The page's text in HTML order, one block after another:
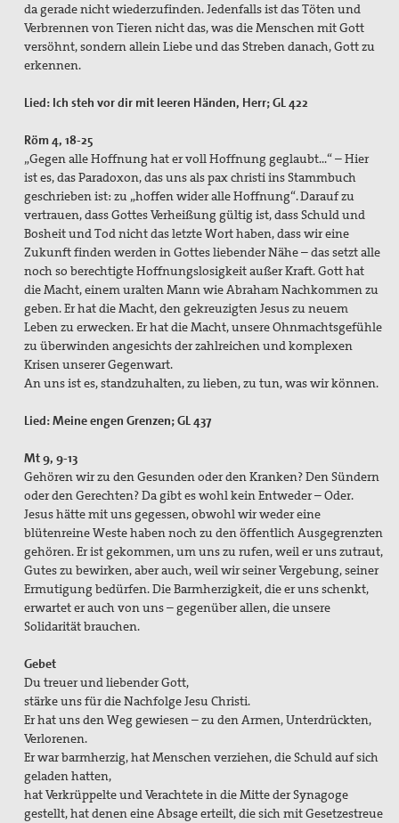
da gerade nicht wiederzufinden. Jedenfalls ist das Töten und
Verbrennen von Tieren nicht das, was die Menschen mit Gott
versöhnt, sondern allein Liebe und das Streben danach, Gott zu
erkennen.
Lied: Ich steh vor dir mit leeren Händen, Herr; GL 422
Röm 4, 18-25
„Gegen alle Hoffnung hat er voll Hoffnung geglaubt…“ – Hier
ist es, das Paradoxon, das uns als pax christi ins Stammbuch
geschrieben ist: zu „hoffen wider alle Hoffnung“. Darauf zu
vertrauen, dass Gottes Verheißung gültig ist, dass Schuld und
Bosheit und Tod nicht das letzte Wort haben, dass wir eine
Zukunft finden werden in Gottes liebender Nähe – das setzt alle
noch so berechtigte Hoffnungslosigkeit außer Kraft. Gott hat
die Macht, einem uralten Mann wie Abraham Nachkommen zu
geben. Er hat die Macht, den gekreuzigten Jesus zu neuem
Leben zu erwecken. Er hat die Macht, unsere Ohnmachtsgefühle
zu überwinden angesichts der zahlreichen und komplexen
Krisen unserer Gegenwart.
An uns ist es, standzuhalten, zu lieben, zu tun, was wir können.
Lied: Meine engen Grenzen; GL 437
Mt 9, 9-13
Gehören wir zu den Gesunden oder den Kranken? Den Sündern
oder den Gerechten? Da gibt es wohl kein Entweder – Oder.
Jesus hätte mit uns gegessen, obwohl wir weder eine
blütenreine Weste haben noch zu den öffentlich Ausgegrenzten
gehören. Er ist gekommen, um uns zu rufen, weil er uns zutraut,
Gutes zu bewirken, aber auch, weil wir seiner Vergebung, seiner
Ermutigung bedürfen. Die Barmherzigkeit, die er uns schenkt,
erwartet er auch von uns – gegenüber allen, die unsere
Solidarität brauchen.
Gebet
Du treuer und liebender Gott,
stärke uns für die Nachfolge Jesu Christi.
Er hat uns den Weg gewiesen – zu den Armen, Unterdrückten,
Verlorenen.
Er war barmherzig, hat Menschen verziehen, die Schuld auf sich
geladen hatten,
hat Verkrüppelte und Verachtete in die Mitte der Synagoge
gestellt, hat denen eine Absage erteilt, die sich mit Gesetzestreue